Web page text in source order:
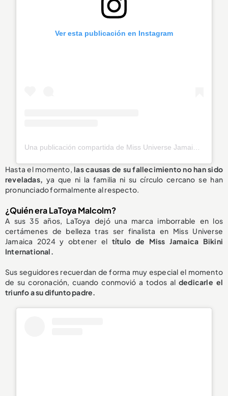
Ver esta publicación en Instagram
Hasta el momento,las causas de su fallecimientono han sido
reveladas, ya que ni la familia ni su círculo cercano se han
pronunciado formalmente al respecto.
¿Quién era LaToya Malcolm?
A sus 35 años, LaToya dejó una marca imborrable en los
certámenes de belleza tras ser finalista en Miss Universe
Jamaica 2024 y obtener el título de Miss Jamaica Bikini
International.
Sus seguidores recuerdan de forma muy especial el momento
de su coronación, cuando conmovió a todos al dedicarle el
triunfo a su difunto padre.